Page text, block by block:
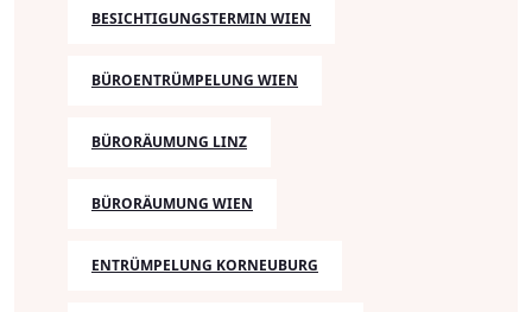
BESICHTIGUNGSTERMIN WIEN
BÜROENTRÜMPELUNG WIEN
BÜRORÄUMUNG LINZ
BÜRORÄUMUNG WIEN
ENTRÜMPELUNG KORNEUBURG